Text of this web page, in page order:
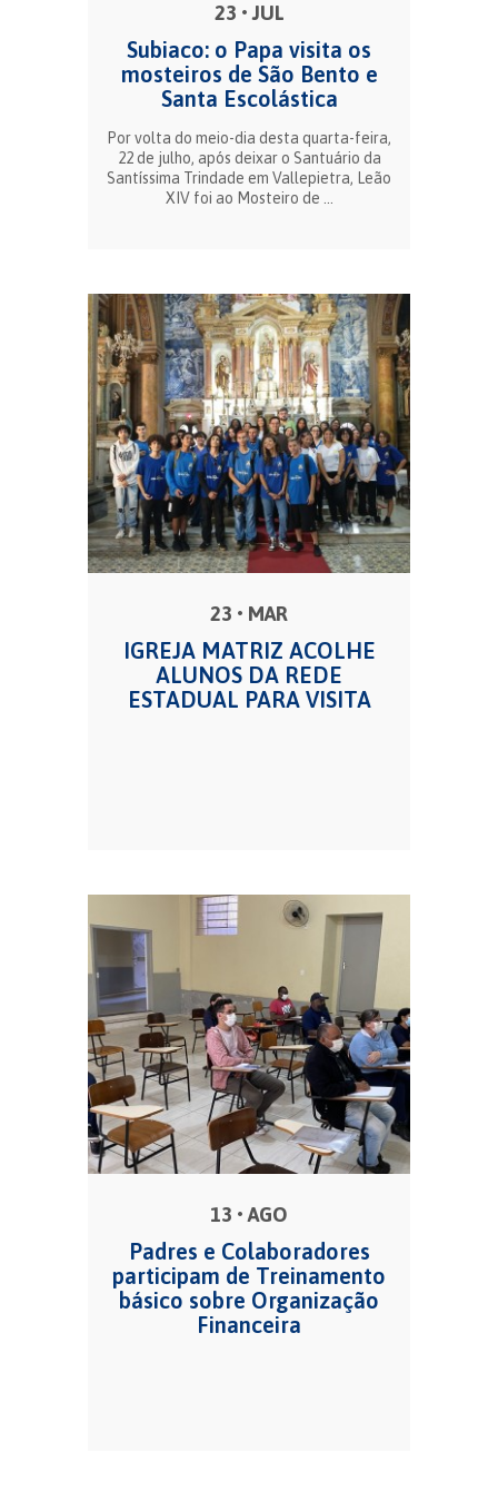
23 • JUL
Subiaco: o Papa visita os
mosteiros de São Bento e
Santa Escolástica
Por volta do meio-dia desta quarta-feira,
22 de julho, após deixar o Santuário da
Santíssima Trindade em Vallepietra, Leão
XIV foi ao Mosteiro de ...
23 • MAR
IGREJA MATRIZ ACOLHE
ALUNOS DA REDE
ESTADUAL PARA VISITA
13 • AGO
Padres e Colaboradores
participam de Treinamento
básico sobre Organização
Financeira